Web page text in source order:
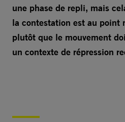
une phase de repli, mais
la contestation est au point
plutôt que le mouvement
un contexte de répression